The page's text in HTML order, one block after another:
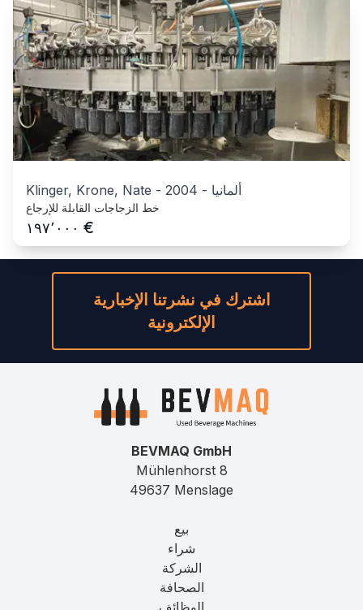
Klinger, Krone, Nate - 2004 - ألمانيا
خط الزجاجات القابلة للإرجاع
١٩٧٬٠٠٠ €
اشترك في نشرتنا الإخبارية
الإلكترونية
BEVMAQ GmbH
Mühlenhorst 8
49637 Menslage
بيع
شراء
الشركة
الصحافة
الوظائف